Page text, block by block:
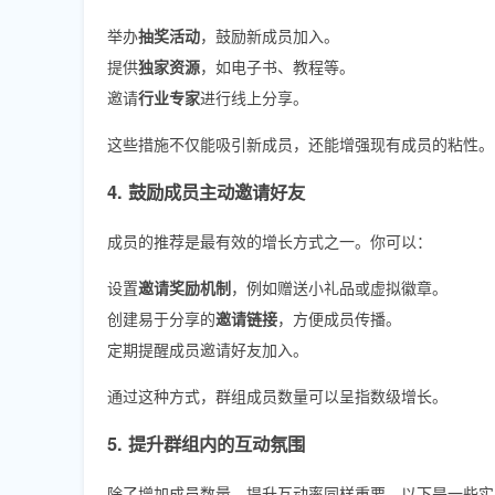
举办抽奖活动，鼓励新成员加入。
提供独家资源，如电子书、教程等。
邀请行业专家进行线上分享。
这些措施不仅能吸引新成员，还能增强现有成员的粘性。
4. 鼓励成员主动邀请好友
成员的推荐是最有效的增长方式之一。你可以：
设置邀请奖励机制，例如赠送小礼品或虚拟徽章。
创建易于分享的邀请链接，方便成员传播。
定期提醒成员邀请好友加入。
通过这种方式，群组成员数量可以呈指数级增长。
5. 提升群组内的互动氛围